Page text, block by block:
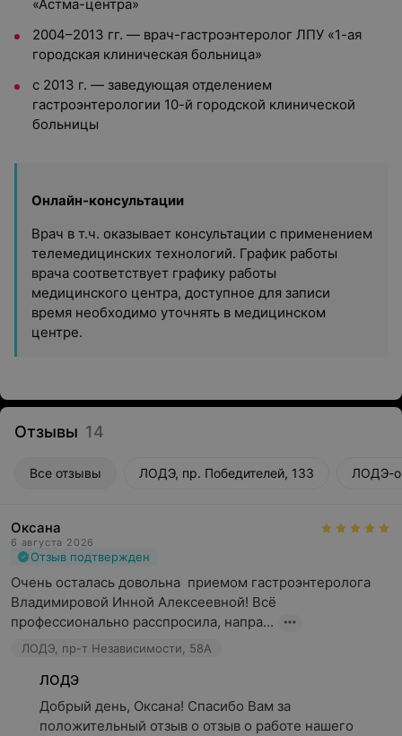
«Астма-центра»
2004–2013 гг. — врач-гастроэнтеролог ЛПУ «1-ая
городская клиническая больница»
с 2013 г. — заведующая отделением
гастроэнтерологии 10-й городской клинической
больницы
Онлайн-консультации
Врач в т.ч. оказывает консультации с применением
телемедицинских технологий. График работы
врача соответствует графику работы
медицинского центра, доступное для записи
время необходимо уточнять в медицинском
центре.
Отзывы 14
Все отзывы ЛОДЭ, пр. Победителей, 133 ЛОДЭ-
Оксана
6 августа 2026
Отзыв подтвержден
Очень осталась довольна  приемом гастроэнтеролога
Владимировой Инной Алексеевной! Всё
профессионально расспросила, напра...
ЛОДЭ, пр-т Независимости, 58А
ЛОДЭ
Добрый день, Оксана! Спасибо Вам за
положительный отзыв о отзыв о работе нашего